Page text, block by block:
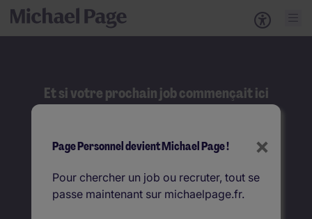
Et si votre prochain job commençait ici
?
×
Page Personnel devient Michael Page !
Pour chercher un job ou recruter, tout se
passe maintenant sur michaelpage.fr.